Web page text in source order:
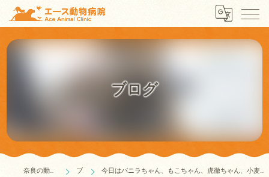
ブログ
奈良の動物病院はエース動物病院 ブログ 今日はバニラちゃん、もこちゃん、虎徹ちゃん、小麦ちゃん、ブロリーちゃん、斎ちゃん、そるてちゃんのトリミングの紹介です【奈良のエース動物病院】